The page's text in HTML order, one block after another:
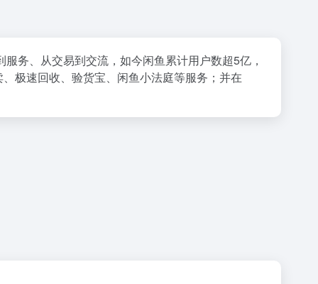
务、从交易到交流，如今闲鱼累计用户数超5亿，
极速回收、验货宝、闲鱼小法庭等服务；并在